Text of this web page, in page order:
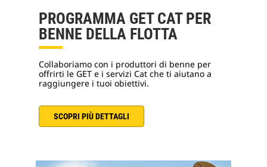
PROGRAMMA GET CAT PER
BENNE DELLA FLOTTA
Collaboriamo con i produttori di benne per
offrirti le GET e i servizi Cat che ti aiutano a
raggiungere i tuoi obiettivi.
SCOPRI PIÙ DETTAGLI